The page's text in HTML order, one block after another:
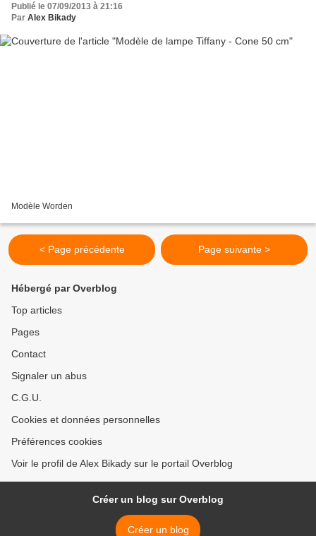
Publié le 07/09/2013 à 21:16
Par Alex Bikady
Modèle Worden
< Page précédente Page suivante >
Hébergé par Overblog
Top articles
Pages
Contact
Signaler un abus
C.G.U.
Cookies et données personnelles
Préférences cookies
Voir le profil de Alex Bikady sur le portail Overblog
Créer un blog sur Overblog
Créer un blog